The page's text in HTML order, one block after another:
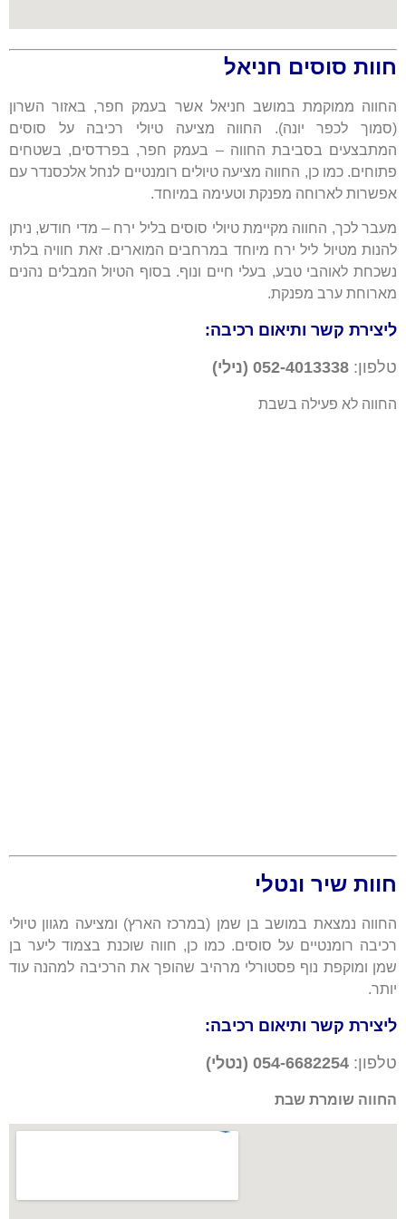
חוות סוסים חניאל
החווה ממוקמת במושב חניאל אשר בעמק חפר, באזור השרון
(סמוך לכפר יונה). החווה מציעה טיולי רכיבה על סוסים
המתבצעים בסביבת החווה – בעמק חפר, בפרדסים, בשטחים
פתוחים. כמו כן, החווה מציעה טיולים רומנטיים לנחל אלכסנדר עם
אפשרות לארוחה מפנקת וטעימה במיוחד.
מעבר לכך, החווה מקיימת טיולי סוסים בליל ירח – מדי חודש, ניתן
להנות מטיול ליל ירח מיוחד במרחבים המוארים. זאת חוויה בלתי
נשכחת לאוהבי טבע, בעלי חיים ונוף. בסוף הטיול המבלים נהנים
מארוחת ערב מפנקת.
ליצירת קשר ותיאום רכיבה:
טלפון: 052-4013338 (נילי)
החווה לא פעילה בשבת
חוות שיר ונטלי
החווה נמצאת במושב בן שמן (במרכז הארץ) ומציעה מגוון טיולי
רכיבה רומנטיים על סוסים. כמו כן, חווה שוכנת בצמוד ליער בן
שמן ומוקפת נוף פסטורלי מרהיב שהופך את הרכיבה למהנה עוד
יותר.
ליצירת קשר ותיאום רכיבה:
טלפון: 054-6682254 (נטלי)
החווה שומרת שבת